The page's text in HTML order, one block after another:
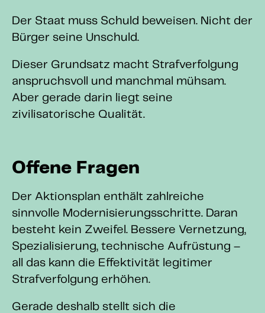
Der Staat muss Schuld beweisen. Nicht der
Bürger seine Unschuld.
Dieser Grundsatz macht Strafverfolgung
anspruchsvoll und manchmal mühsam.
Aber gerade darin liegt seine
zivilisatorische Qualität.
Offene Fragen
Der Aktionsplan enthält zahlreiche
sinnvolle Modernisierungsschritte. Daran
besteht kein Zweifel. Bessere Vernetzung,
Spezialisierung, technische Aufrüstung –
all das kann die Effektivität legitimer
Strafverfolgung erhöhen.
Gerade deshalb stellt sich die